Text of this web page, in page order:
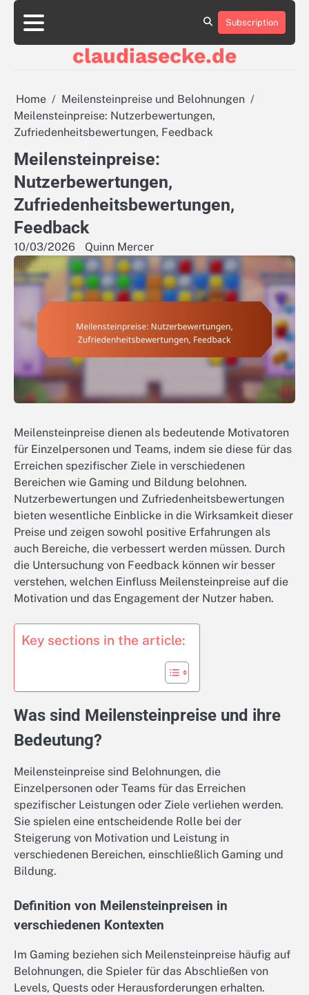
Skip
content
About
Contact
Cookie
Privacy
Sitemap
Terms
Conditions
Subscription
claudiasecke.de
Home
Meilensteinpreise und Belohnungen
Meilensteinpreise: Nutzerbewertungen,
Zufriedenheitsbewertungen, Feedback
Meilensteinpreise:
Nutzerbewertungen,
Zufriedenheitsbewertungen,
Feedback
10/03/2026 Quinn Mercer
Meilensteinpreise dienen als bedeutende Motivatoren
für Einzelpersonen und Teams, indem sie diese für das
Erreichen spezifischer Ziele in verschiedenen
Bereichen wie Gaming und Bildung belohnen.
Nutzerbewertungen und Zufriedenheitsbewertungen
bieten wesentliche Einblicke in die Wirksamkeit dieser
Preise und zeigen sowohl positive Erfahrungen als
auch Bereiche, die verbessert werden müssen. Durch
die Untersuchung von Feedback können wir besser
verstehen, welchen Einfluss Meilensteinpreise auf die
Motivation und das Engagement der Nutzer haben.
Key sections in the article:
Was sind Meilensteinpreise und ihre
Bedeutung?
Meilensteinpreise sind Belohnungen, die
Einzelpersonen oder Teams für das Erreichen
spezifischer Leistungen oder Ziele verliehen werden.
Sie spielen eine entscheidende Rolle bei der
Steigerung von Motivation und Leistung in
verschiedenen Bereichen, einschließlich Gaming und
Bildung.
Definition von Meilensteinpreisen in
verschiedenen Kontexten
Im Gaming beziehen sich Meilensteinpreise häufig auf
Belohnungen, die Spieler für das Abschließen von
Levels, Quests oder Herausforderungen erhalten.